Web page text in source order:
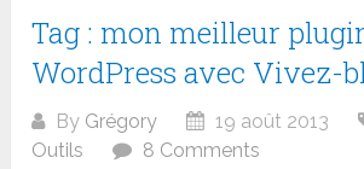
Tag : mon meilleur
WordPress avec Vivez-
By Grégory 19 août 2013
Outils
8 Comments